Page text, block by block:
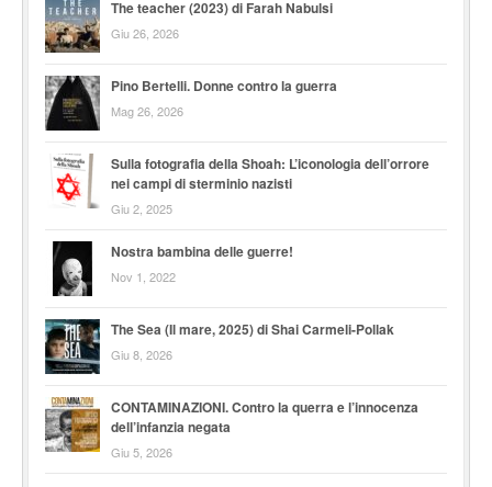
The teacher (2023) di Farah Nabulsi
Giu 26, 2026
Pino Bertelli. Donne contro la guerra
Mag 26, 2026
Sulla fotografia della Shoah: L’iconologia dell’orrore
nei campi di sterminio nazisti
Giu 2, 2025
Nostra bambina delle guerre!
Nov 1, 2022
The Sea (Il mare, 2025) di Shai Carmeli-Pollak
Giu 8, 2026
CONTAMINAZIONI. Contro la querra e l’innocenza
dell’infanzia negata
Giu 5, 2026